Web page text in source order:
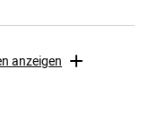
anzeigen